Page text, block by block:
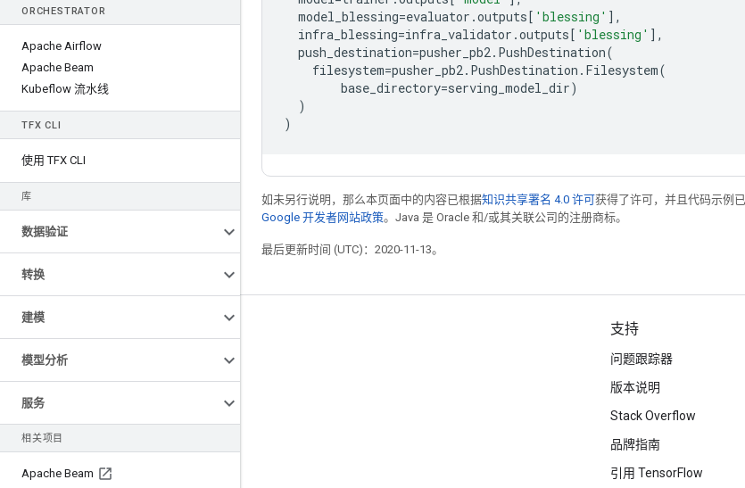
ORCHESTRATOR
Apache Airflow
Apache Beam
Kubeflow 流水线
TFX CLI
使用 TFX CLI
库
数据验证
转换
建模
模型分析
服务
相关项目
Apache Beam
model_blessing=evaluator .outputs[ 'blessing' ],
infra_blessing=infra_validator .outputs[ 'blessing' ],
push_destination=pusher_pb2. PushDestination(
filesystem=pusher_pb2. PushDestination . Filesystem(
base_directory=serving_model_dir)
)
)
如未另行说明，那么本页面中的内容已根据知识共享署名 4.0 许可获得了许可，并且代码示例
Google 开发者网站政策。Java 是 Oracle 和/或其关联公司的注册商标。
最后更新时间 (UTC)：2020-11-13。
博客
哔哩哔哩
支持
问题跟踪器
版本说明
Stack Overflow
品牌指南
引用 TensorFlow